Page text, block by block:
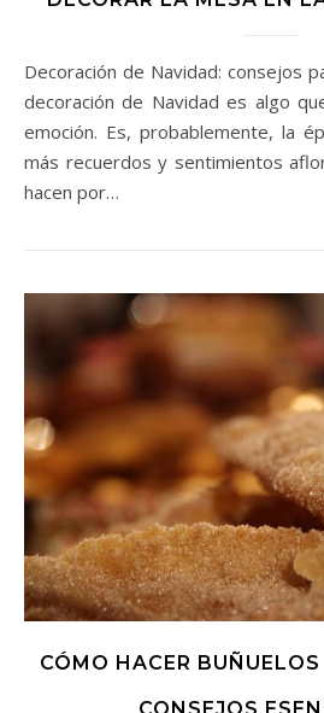
Decoración de Navidad: consejos para decorar la mesa: La
decoración de Navidad es algo
emoción. Es, probablemente, la
más recuerdos y sentimientos
hacen por…
CÓMO HACER